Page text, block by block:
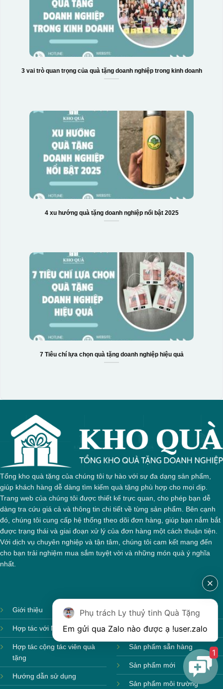
Hộp xi 6 bát cơm
3 vai trò quan trọng của quà tặng doanh nghiệp trong kinh doanh
4 xu hướng quà tặng doanh nghiệp nổi bật 2025
7 Tiêu chí lựa chọn quà tặng doanh nghiệp hiệu quả
Tổng kho quà tặng của chúng tôi tự hào với sự đa dạng sản phẩm,
giúp khách hàng dễ dàng tìm kiếm quà tặng phù hợp cho mọi dịp.
Trang web của chúng tôi được thiết kế trực quan, cho phép bạn dễ
dàng tra cứu giá cả và thông tin chi tiết về từng sản phẩm. Bên cạnh
đó, chúng tôi cung cấp hệ thống theo dõi đơn hàng, giúp bạn nắm bắt
được trạng thái và giai đoạn xử lý của đơn hàng một cách thuận tiện.
Với dịch vụ chuyên nghiệp và tận tâm, chúng tôi cam kết mang đến
cho bạn trải nghiệm mua sắm tuyệt vời và những món quà ý nghĩa
nhất.
Giới thiệu
Hợp tác với Nhà cung cấp
Hợp tác cộng tác viên quà
tặng
Hướng dẫn sử dụng
Ảnh sản xuất
Sản phẩm theo mùa
Sản phẩm sẵn hàng
Sản phẩm mới
Sản phẩm môi trường
Phụ trách Ly thuỷ tinh Quà Tặng
Em gửi qua Zalo nào được ạ !user.zalo
1